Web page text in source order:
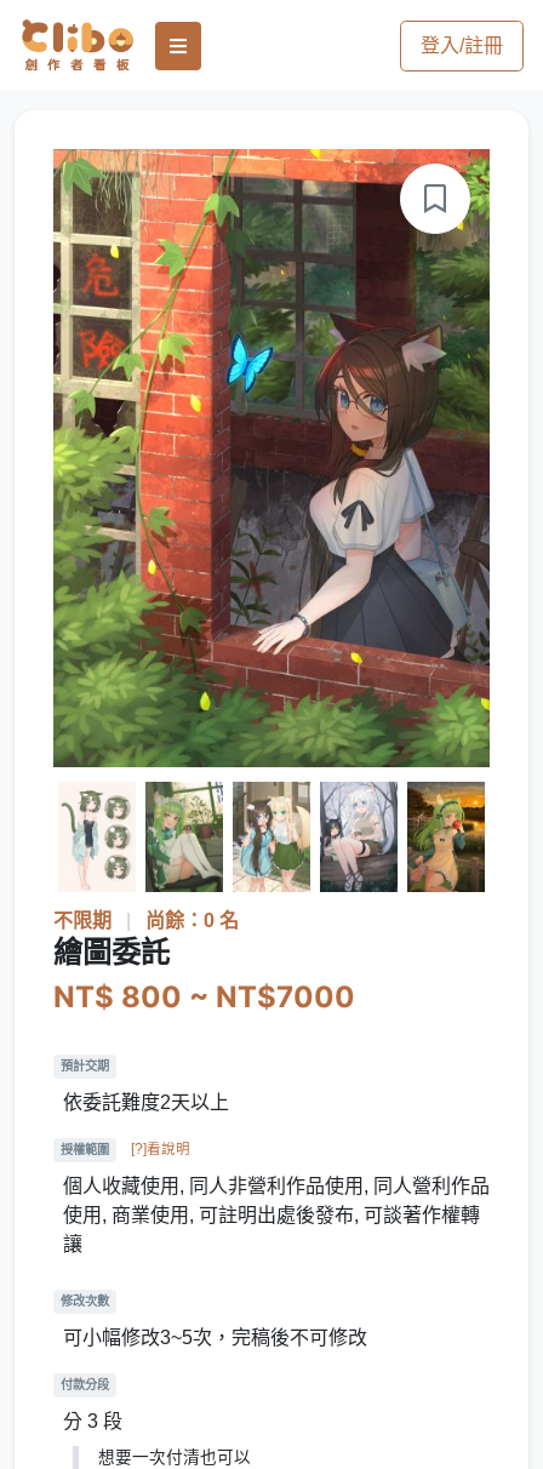
登入/註冊
不限期 尚餘：0 名
繪圖委託
NT$ 800 ~ NT$7000
預計交期
依委託難度2天以上
授權範圍 [?]看說明
個人收藏使用, 同人非營利作品使用, 同人營利作品
使用, 商業使用, 可註明出處後發布, 可談著作權轉
讓
修改次數
可小幅修改3~5次，完稿後不可修改
付款分段
分 3 段
想要一次付清也可以